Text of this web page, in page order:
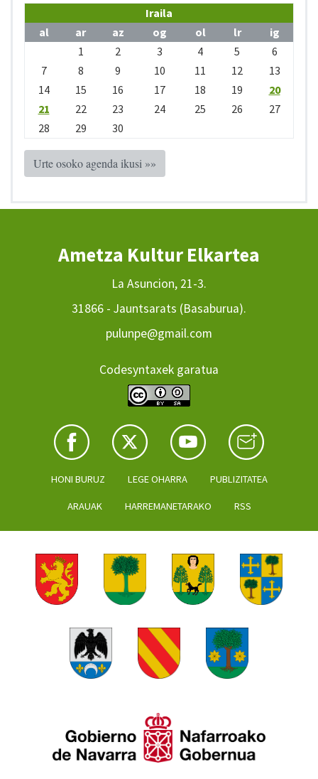
Iraila
al
ar az og ol lr
ig
1
2 3 4 5
6
7
8 9 10 11 12
13
14
15 16 17 18 19
20
21
22 23 24 25 26
27
28
29 30
Urte osoko agenda ikusi »»
Ametza Kultur Elkartea
La Asuncion, 21-3.
31866 - Jauntsarats (Basaburua).
pulunpe@gmail.com
Codesyntaxek garatua
HONI BURUZ LEGE OHARRA PUBLIZITATEA
ARAUAK HARREMANETARAKO RSS